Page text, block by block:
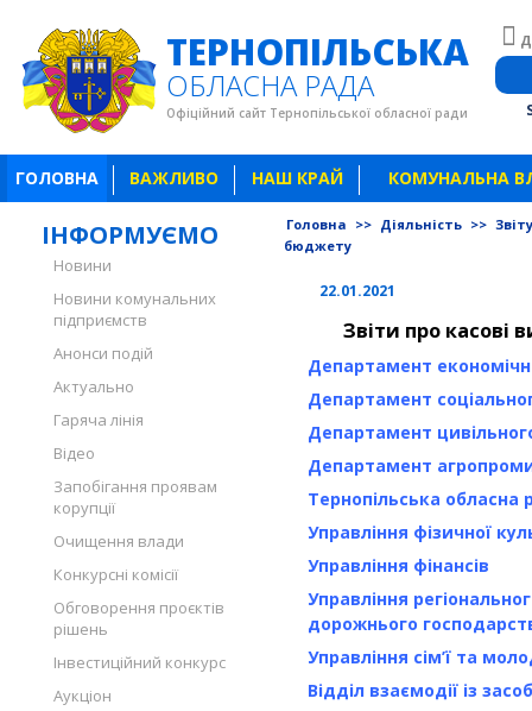
ТЕРНОПІЛЬСЬКА
ОБЛАСНА РАДА
Офіційний сайт Тернопільської обласної ради
ГОЛОВНА ВАЖЛИВО НАШ КРАЙ КОМУНАЛЬНА
ІНФОРМУЄМО
Новини
Новини комунальних
підприємств
Анонси подій
Актуально
Гаряча лінія
Відео
Запобігання проявам
корупції
Очищення влади
Конкурсні комісії
Обговорення проєктів
рішень
Інвестиційний конкурс
Аукціон
Головна >> Діяльність >>
бюджету
22.01.2021
Звіти про касові
Департамент
Департамент
Департамент
Департамент
Тернопільська обласна
Управління фізичної
Управління фінансів
Управління
дорожнього
Управління сім’ї та
Відділ взаємодії із